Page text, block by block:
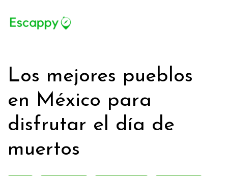
Los mejores pueblos
en México para
disfrutar el día de
muertos